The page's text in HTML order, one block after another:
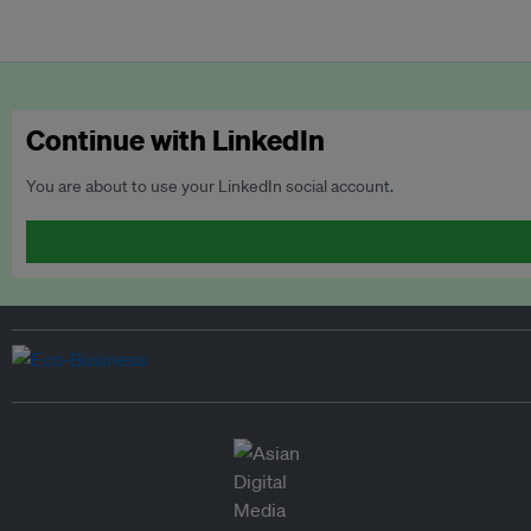
Continue with LinkedIn
You are about to use your LinkedIn social account.